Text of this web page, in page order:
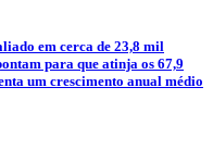
em cerca de 23,8 mil
para que atinja os 67,9
um crescimento anual médio